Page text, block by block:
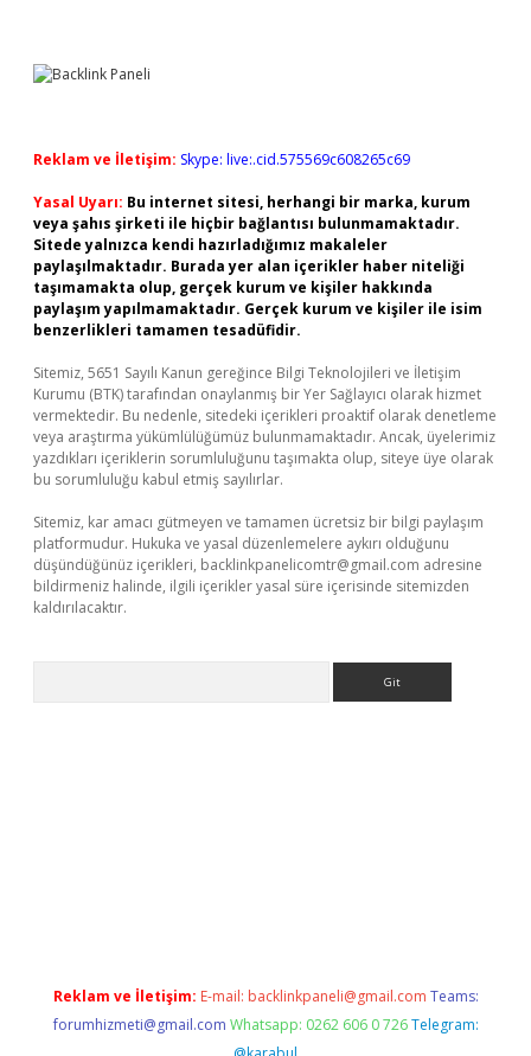
Reklam ve İletişim: Skype: live:.cid.575569c608265c69
Yasal Uyarı: Bu internet sitesi, herhangi bir marka, kurum
veya şahıs şirketi ile hiçbir bağlantısı bulunmamaktadır.
Sitede yalnızca kendi hazırladığımız makaleler
paylaşılmaktadır. Burada yer alan içerikler haber niteliği
taşımamakta olup, gerçek kurum ve kişiler hakkında
paylaşım yapılmamaktadır. Gerçek kurum ve kişiler ile isim
benzerlikleri tamamen tesadüfidir.
Sitemiz, 5651 Sayılı Kanun gereğince Bilgi Teknolojileri ve İletişim
Kurumu (BTK) tarafından onaylanmış bir Yer Sağlayıcı olarak hizmet
vermektedir. Bu nedenle, sitedeki içerikleri proaktif olarak denetleme
veya araştırma yükümlülüğümüz bulunmamaktadır. Ancak, üyelerimiz
yazdıkları içeriklerin sorumluluğunu taşımakta olup, siteye üye olarak
bu sorumluluğu kabul etmiş sayılırlar.
Sitemiz, kar amacı gütmeyen ve tamamen ücretsiz bir bilgi paylaşım
platformudur. Hukuka ve yasal düzenlemelere aykırı olduğunu
düşündüğünüz içerikleri, backlinkpanelicomtr@gmail.com adresine
bildirmeniz halinde, ilgili içerikler yasal süre içerisinde sitemizden
kaldırılacaktır.
Reklam ve İletişim: E-mail: backlinkpaneli@gmail.com Teams:
forumhizmeti@gmail.com Whatsapp: 0262 606 0 726 Telegram: